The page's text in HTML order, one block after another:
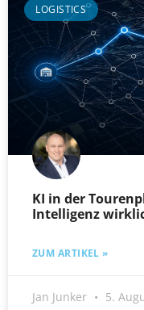
LOGISTICS
KI in der
Intelligenz
ZUM ARTIKEL »
Jan Junker 5.